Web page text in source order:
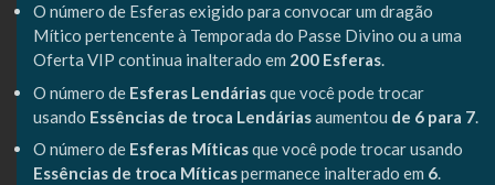
O número de Esferas exigido para convocar um dragão
Mítico pertencente à Temporada do Passe Divino ou a uma
Oferta VIP continua inalterado em 200 Esferas.
O número de Esferas Lendáriasque você pode trocar
usando Essências de troca Lendáriasaumentou de 6 para 7.
O número de Esferas Míticasque você pode trocar usando
Essências de troca Míticaspermanece inalterado em 6.